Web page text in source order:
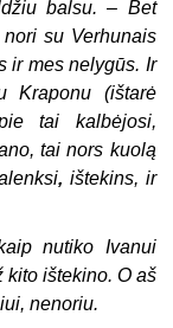
balsu. – Bet
su Verhunais
ir mes nelygūs. Ir
Kraponu (ištarė
tai kalbėjosi,
tai nors kuolą
, ištekins, ir
nutiko Ivanui
kito ištekino. O aš
nenoriu.